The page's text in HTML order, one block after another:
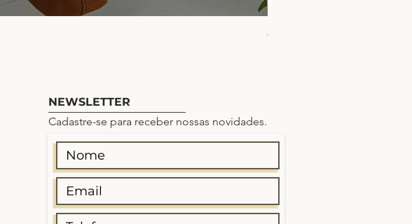
CONJUNTO BLUSA
NEWSLETTER
Cadastre-se para receber nossas novidades.